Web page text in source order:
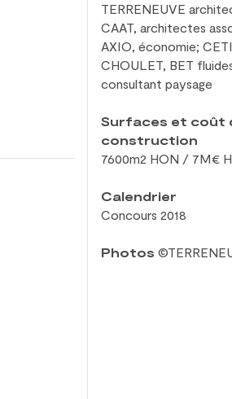
TERRENEUVE
CAAT, architectes
AXIO, économie;
CHOULET, BET
consultant paysage
Surfaces et coût
construction
7600m2 HON / 7M€
Calendrier
Concours 2018
Photos